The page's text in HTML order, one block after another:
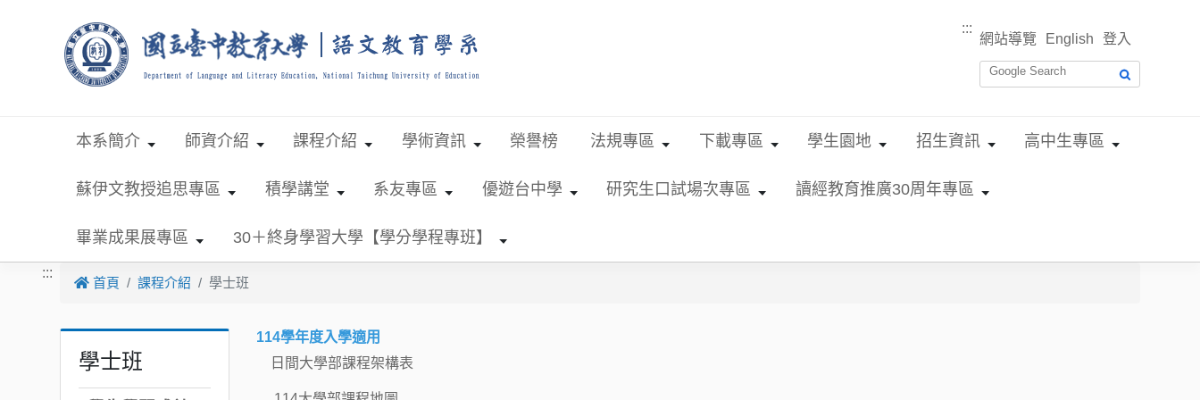
:::
網站導覽 English 登入
本系簡介 師資介紹 課程介紹 學術資訊 榮譽榜 法規專區 下載專區 學生園地 招生資訊 高中生專區
蘇伊文教授追思專區 積學講堂 系友專區 優遊台中學 研究生口試場次專區 讀經教育推廣30周年專區
畢業成果展專區 30＋終身學習大學【學分學程專班】
:::
首頁 課程介紹 學士班
學士班
114學年度入學適用
日間大學部課程架構表